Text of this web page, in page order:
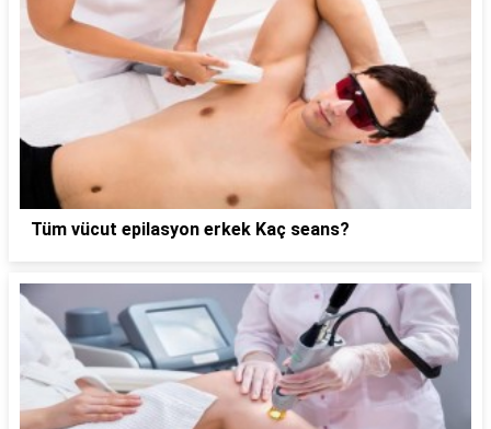
Tüm vücut epilasyon erkek Kaç seans?